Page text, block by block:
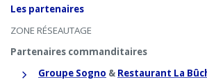
Les partenaires
ZONE RÉSEAUTAGE
Partenaires commanditaires
Groupe Sogno & Restaurant La